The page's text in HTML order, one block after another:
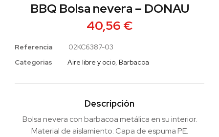
BBQ Bolsa nevera – DONAU
40,56 €
Referencia
02KC6387-03
Categorias
Aire libre y ocio, Barbacoa
Descripción
Bolsa nevera con barbacoa metálica en su interior.
Material de aislamiento: Capa de espuma PE.